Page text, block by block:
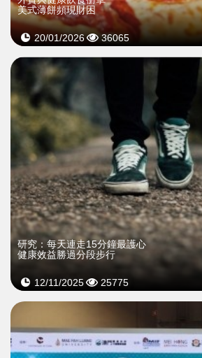
美式薄餅頻現財困
20/01/2026 36065
研究：每天連走15分鐘最護心
健康效益勝過分段步行
12/11/2025 25775